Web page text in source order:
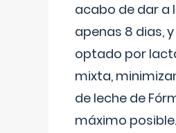
acabo de dar a
apenas 8 dias,
optado por
mixta,
de leche de
máximo